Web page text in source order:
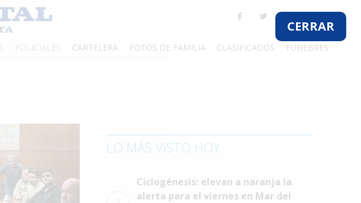
CERRAR
CARTELERA FOTOS DE FAMILIA CLASIFICADOS FÚNEBRES
LO MÁS VISTO HOY
Ciclogénesis: elevan a naranja la
alerta para el viernes en Mar del